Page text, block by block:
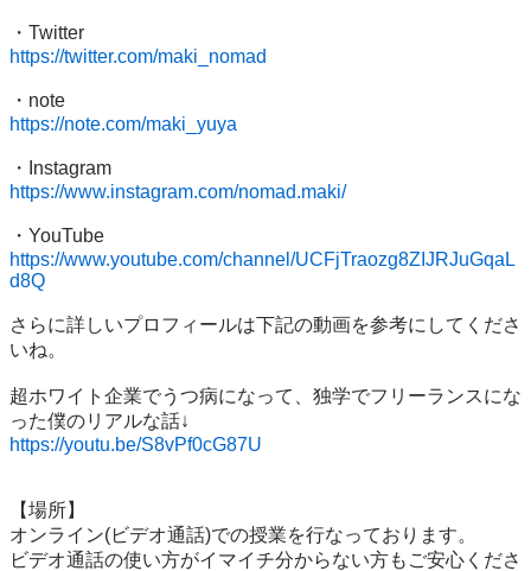
https://twitter.com/maki_nomad
https://note.com/maki_yuya
https://www.instagram.com/nomad.maki/
https://www.youtube.com/channel/UCFjTraozg8ZIJRJuGqaL
d8Q
さらに詳しいプロフィールは下記の動画を参考にしてくださ
いね。
超ホワイト企業でうつ病になって、独学でフリーランスにな
https://youtu.be/S8vPf0cG87U
【場所】
オンライン(ビデオ通話)での授業を行なっております。
ビデオ通話の使い方がイマイチ分からない方もご安心くださ